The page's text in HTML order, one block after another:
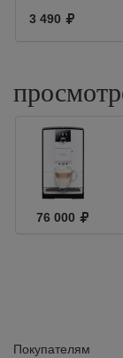
3 490
76 000
Покупателям